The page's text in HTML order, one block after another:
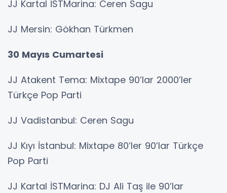
JJ Kartal İSTMarina: Ceren Sagu
JJ Mersin: Gökhan Türkmen
30 Mayıs Cumartesi
JJ Atakent Tema: Mixtape 90’lar 2000’ler
Türkçe Pop Parti
JJ Vadistanbul: Ceren Sagu
JJ Kıyı İstanbul: Mixtape 80’ler 90’lar Türkçe
Pop Parti
JJ Kartal İSTMarina: DJ Ali Taş ile 90’lar